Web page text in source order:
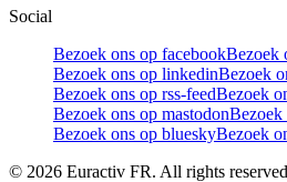
Social
Bezoek ons op facebookBezoek
Bezoek ons op linkedinBezoek
Bezoek ons op rss-feedBezoek
Bezoek ons op mastodonBezoek
Bezoek ons op blueskyBezoek
© 2026 Euractiv FR. All rights